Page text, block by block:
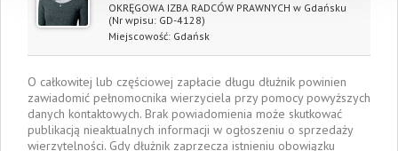
OKRĘGOWA IZBA RADCÓW PRAWNYCH w Gdańsku
(Nr wpisu: GD-4128)
Miejscowość: Gdańsk
O całkowitej lub częściowej zapłacie długu dłużnik powinien
zawiadomić pełnomocnika wierzyciela przy pomocy powyższych
danych kontaktowych. Brak powiadomienia może skutkować
publikacją nieaktualnych informacji w ogłoszeniu o sprzedaży
wierzytelności. Gdy dłużnik zaprzecza istnieniu obowiązku